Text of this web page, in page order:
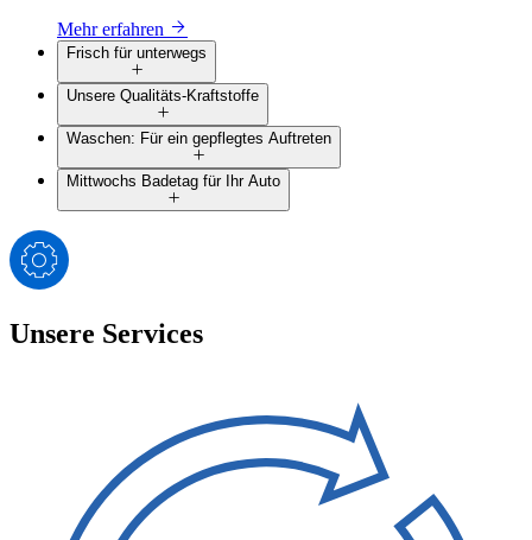
Mehr erfahren
Frisch für unterwegs
Unsere Qualitäts-Kraftstoffe
Waschen: Für ein gepflegtes Auftreten
Mittwochs Badetag für Ihr Auto
Unsere Services